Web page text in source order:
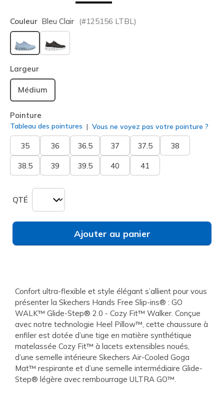
Couleur Bleu Clair (#125156 LTBL)
sélectionné
Largeur
Médium
Pointure
Tableau des pointures Vous ne voyez pas votre pointure ?
35 36 36.5 37 37.5 38
38.5 39 39.5 40 41
QTÉ
Ajouter au panier
Confort ultra-flexible et style élégant s’allient pour vous
présenter la Skechers Hands Free Slip-ins® : GO
WALK™ Glide-Step® 2.0 - Cozy Fit™ Walker. Conçue
avec notre technologie Heel Pillow™, cette chaussure à
enfiler est dotée d’une tige en matière synthétique
matelassée Cozy Fit™ à lacets extensibles noués,
d’une semelle intérieure Skechers Air-Cooled Goga
Mat™ respirante et d’une semelle intermédiaire Glide-
Step® légère avec rembourrage ULTRA GO™.